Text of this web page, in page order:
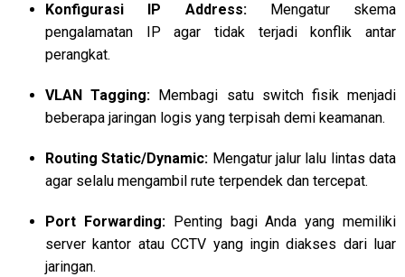
Konfigurasi IP Address:Mengatur skema
pengalamatan IP agar tidak terjadi konflik antar
perangkat.
VLAN Tagging: Membagi satu switch fisik menjadi
beberapa jaringan logis yang terpisah demi keamanan.
Routing Static/Dynamic: Mengatur jalur lalu lintas data
agar selalu mengambil rute terpendek dan tercepat.
Port Forwarding:Penting bagi Anda yang memiliki
server kantor atau CCTV yang ingin diakses dari luar
jaringan.